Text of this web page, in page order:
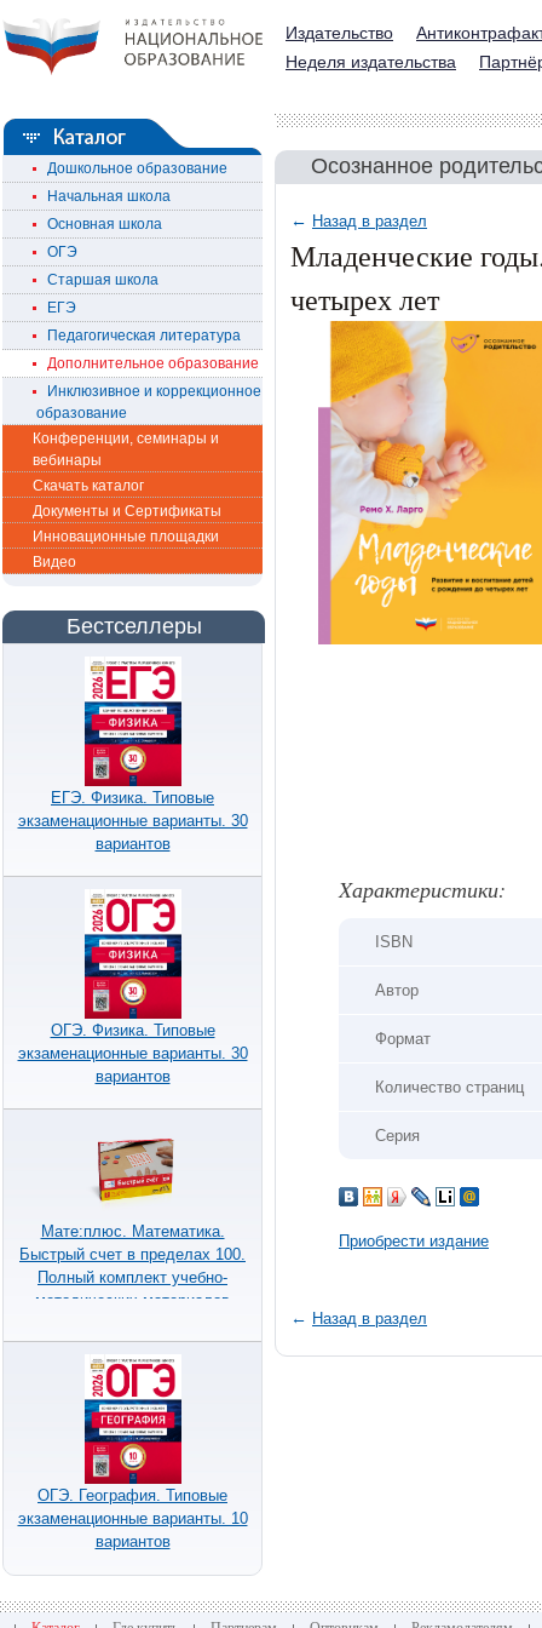
Издательство
Неделя издательства
Дошкольное образование
Начальная школа
Основная школа
ОГЭ
Старшая школа
ЕГЭ
Педагогическая литература
Дополнительное образование
Инклюзивное и коррекционное
образование
Конференции, семинары и
вебинары
Скачать каталог
Документы и Сертификаты
Инновационные площадки
Видео
Бестселлеры
ЕГЭ. Физика. Типовые
экзаменационные варианты. 30
вариантов
ОГЭ. Физика. Типовые
экзаменационные варианты. 30
вариантов
Мате:плюс. Математика.
Быстрый счет в пределах 100.
Полный комплект учебно-
методических материалов
ОГЭ. География. Типовые
экзаменационные варианты. 10
вариантов
Осознанное
← Назад в раздел
Младенческие
четырех лет
Xарактеристики:
ISBN
Автор
Формат
Количество страниц
Серия
Приобрести издание
← Назад в раздел